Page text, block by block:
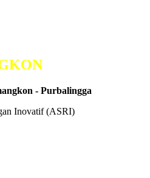
- Purbalingga
Inovatif (ASRI)